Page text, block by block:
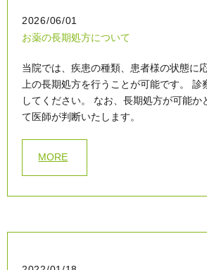
2026/06/01
お薬の長期処方について
当院では、疾患の種類、患者様の状態に
上の長期処方を行うことが可能です。 診
してください。 なお、長期処方が可能か
て医師が判断いたします。
MORE